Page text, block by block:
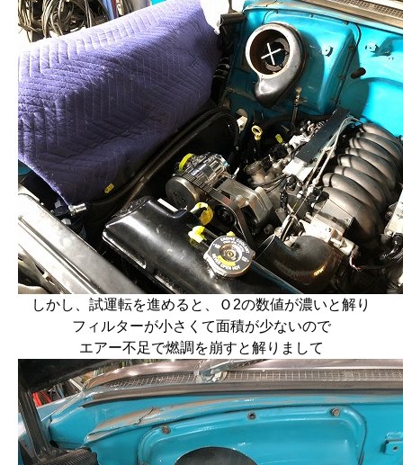
しかし、試運転を進めると、Ｏ2の数値が濃いと解り
フィルターが小さくて面積が少ないので
エアー不足で燃調を崩すと解りまして